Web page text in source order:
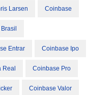
Larsen Coinbase
Entrar Coinbase Ipo
Real Coinbase Pro
Coinbase Valor